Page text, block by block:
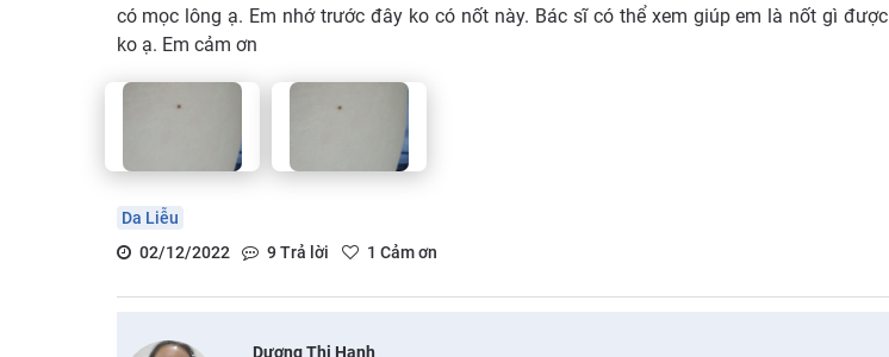
có mọc lông ạ. Em nhớ trước đây ko có nốt này. Bác sĩ có thể xem giúp em là nốt gì được
ko ạ. Em cảm ơn
Da Liễu
02/12/2022
9Trả lời 1 Cảm ơn
Dương Thị Hạnh